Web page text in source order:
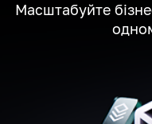
Масштабуйте